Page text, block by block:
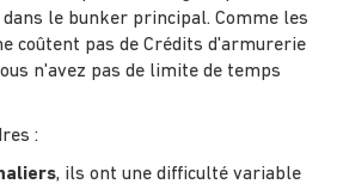
le bunker principal. Comme les
coûtent pas de Crédits d'armurerie
n'avez pas de limite de temps
:
, ils ont une difficulté variable